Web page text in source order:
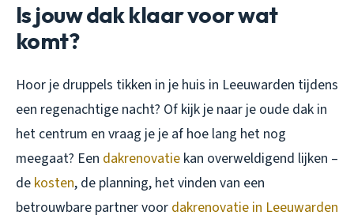
Is jouw dak klaar voor wat
komt?
Hoor je druppels tikken in je huis in Leeuwarden tijdens
een regenachtige nacht? Of kijk je naar je oude dak in
het centrum en vraag je je af hoe lang het nog
meegaat? Een dakrenovatie kan overweldigend lijken –
de kosten, de planning, het vinden van een
betrouwbare partner voor dakrenovatie in Leeuwarden